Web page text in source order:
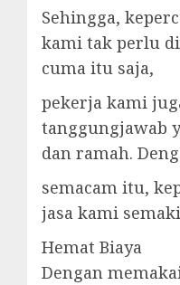
Sehingga,
kami tak perlu
cuma itu saja,
pekerja kami
tanggungjawab
dan ramah.
semacam itu,
jasa kami
Hemat Biaya
Dengan